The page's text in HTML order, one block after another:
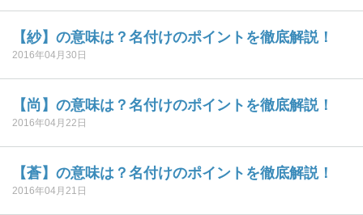
【紗】の意味は？名付けのポイントを徹底解説！
2016年04月30日
【尚】の意味は？名付けのポイントを徹底解説！
2016年04月22日
【蒼】の意味は？名付けのポイントを徹底解説！
2016年04月21日